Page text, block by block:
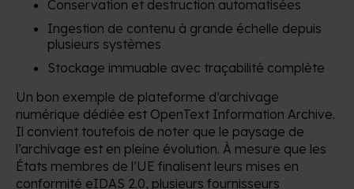
Conservation et destruction automatisées
Ingestion de contenu à grande échelle depuis
plusieurs systèmes
Stockage immuable avec traçabilité complète
Un bon exemple de plateforme d’archivage
numérique dédiée est OpenText Information Archive.
Il convient toutefois de noter que le paysage de
l’archivage est en pleine évolution. À mesure que les
États membres de l’UE finalisent leurs mises en
conformité eIDAS 2.0, plusieurs fournisseurs